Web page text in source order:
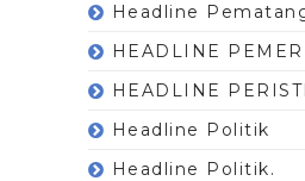
Headline
HEADLINE
HEADLINE
Headline Politik
Headline Politik.